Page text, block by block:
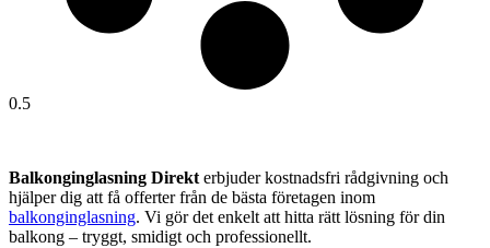
Balkonginglasning Direkterbjuder kostnadsfri rådgivning och
hjälper dig att få offerter från de bästa företagen inom
balkonginglasning. Vi gör det enkelt att hitta rätt lösning för din
balkong – tryggt, smidigt och professionellt.